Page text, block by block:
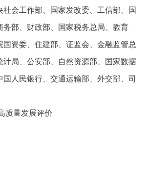
会工作部、国家发改委、工信部、国
务部、财政部、国家税务总局、教育
国资委、住建部、证监会、金融监管总
计局、公安部、自然资源部、国家数据
国人民银行、交通运输部、外交部、司
质量发展评价